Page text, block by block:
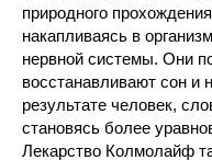
природного
накапливаясь в
нервной системы. Они
восстанавливают сон и
результате человек,
становясь более
Лекарство Колмолайф